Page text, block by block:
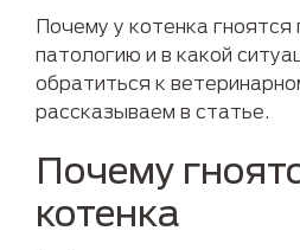
Почему у котенка гноятся
патологию и в какой
обратиться к
рассказываем в статье.
Почему
котенка